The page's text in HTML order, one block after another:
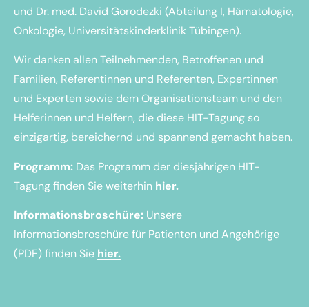
und Dr. med. David Gorodezki (Abteilung I, Hämatologie,
Onkologie, Universitätskinderklinik Tübingen).
Wir danken allen Teilnehmenden, Betroffenen und
Familien, Referentinnen und Referenten, Expertinnen
und Experten sowie dem Organisationsteam und den
Helferinnen und Helfern, die diese HIT-Tagung so
einzigartig, bereichernd und spannend gemacht haben.
Programm: Das Programm der diesjährigen HIT-
Tagung finden Sie weiterhin hier.
Informationsbroschüre: Unsere
Informationsbroschüre für Patienten und Angehörige
(PDF) finden Sie hier.